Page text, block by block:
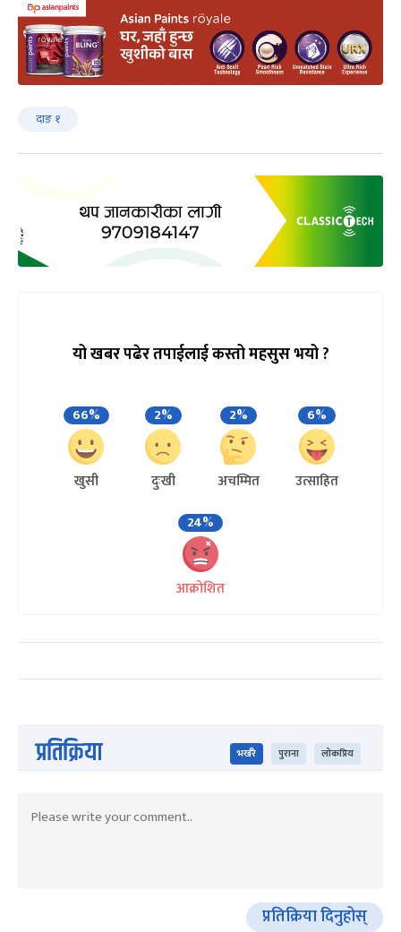
दाङ १
यो खबर पढेर तपाईलाई कस्तो महसुस भयो ?
66%
खुसी
2%
दुःखी
2%
अचम्मित
6%
उत्साहित
24%
आक्रोशित
प्रतिक्रिया भर्खरै पुराना लोकप्रिय
प्रतिक्रिया दिनुहोस्